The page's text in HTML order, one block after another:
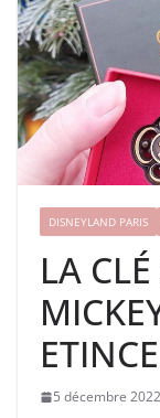
DISNEYLAND PARIS
LA
5 décembre 2022